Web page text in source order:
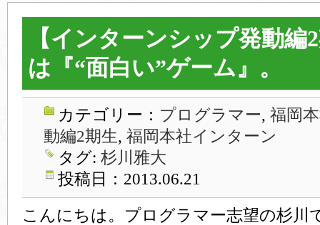
【インターンシップ発動編
は『“面白い”ゲーム』。
カテゴリー： プログラマー, 福岡
動編2期生, 福岡本社インターン
タグ: 杉川雅大
投稿日：2013.06.21
こんにちは。プログラマー志望の杉川